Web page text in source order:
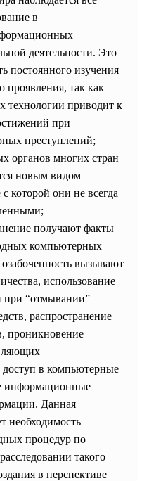
в
деятельности. Это
постоянного изучения
проявления, так как
технологии приводит к
при
преступлений;
органов многих стран
новым видом
которой они не всегда
получают факты
компьютерных
вызывают
использование
при “отмывании”
распространение
проникновение
в компьютерные
информационные
Данная
необходимость
процедур по
такого
в перспективе